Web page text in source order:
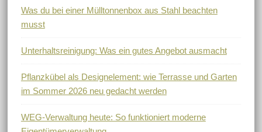
Was du bei einer Mülltonnenbox aus Stahl beachten
musst
Unterhaltsreinigung: Was ein gutes Angebot ausmacht
Pflanzkübel als Designelement: wie Terrasse und Garten
im Sommer 2026 neu gedacht werden
WEG-Verwaltung heute: So funktioniert moderne